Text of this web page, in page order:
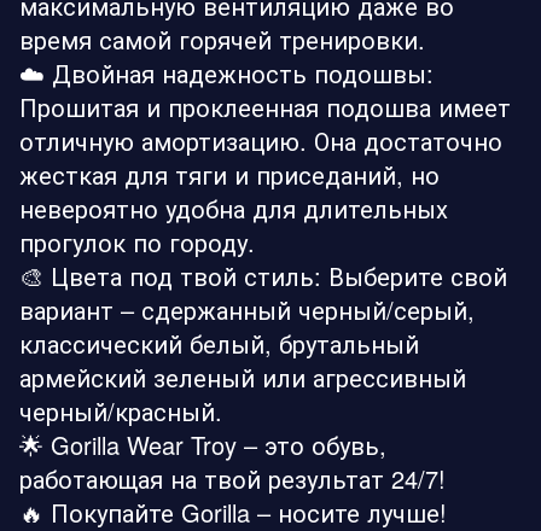
время самой горячей тренировки.
☁️ Двойная надежность подошвы:
Прошитая и проклеенная подошва имеет
отличную амортизацию. Она достаточно
жесткая для тяги и приседаний, но
невероятно удобна для длительных
прогулок по городу.
🎨 Цвета под твой стиль: Выберите свой
вариант – сдержанный черный/серый,
классический белый, брутальный
армейский зеленый или агрессивный
черный/красный.
🌟 Gorilla Wear Troy – это обувь,
работающая на твой результат 24/7!
🔥 Покупайте Gorilla – носите лучше!